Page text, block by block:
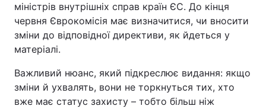
міністрів внутрішніх справ країн ЄС. До кінця
червня Єврокомісія має визначитися, чи вносити
зміни до відповідної директиви, як йдеться у
матеріалі.
Важливий нюанс, який підкреслює видання: якщо
зміни й ухвалять, вони не торкнуться тих, хто
вже має статус захисту – тобто більш ніж